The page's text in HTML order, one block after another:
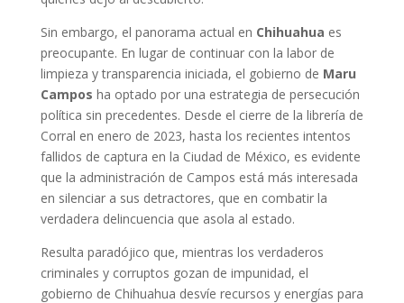
Sin embargo, el panorama actual en Chihuahua es
preocupante. En lugar de continuar con la labor de
limpieza y transparencia iniciada, el gobierno de Maru
Campos ha optado por una estrategia de persecución
política sin precedentes. Desde el cierre de la librería de
Corral en enero de 2023, hasta los recientes intentos
fallidos de captura en la Ciudad de México, es evidente
que la administración de Campos está más interesada
en silenciar a sus detractores, que en combatir la
verdadera delincuencia que asola al estado.
Resulta paradójico que, mientras los verdaderos
criminales y corruptos gozan de impunidad, el
gobierno de Chihuahua desvíe recursos y energías para